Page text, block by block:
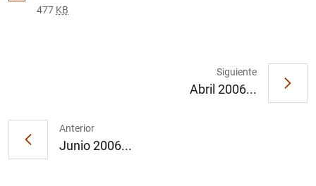
477 KB
Anterior
Junio 2006...
Siguiente
Abril 2006...